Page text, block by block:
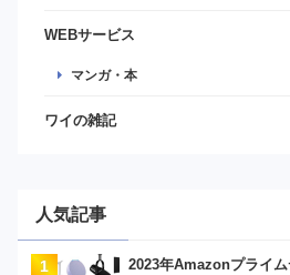
WEBサービス
マンガ・本
ワイの雑記
人気記事
2023年Amazonプライ